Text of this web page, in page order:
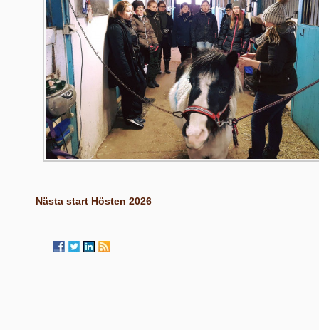
Nästa start Hösten 2026